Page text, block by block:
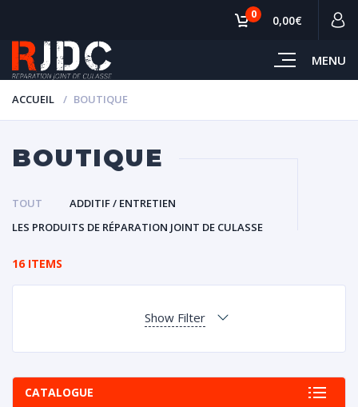
MENU
0 0,00€
ACCUEIL BOUTIQUE
BOUTIQUE
TOUT
ADDITIF / ENTRETIEN
LES PRODUITS DE RÉPARATION JOINT DE CULASSE
16 ITEMS
Show Filter
CATALOGUE